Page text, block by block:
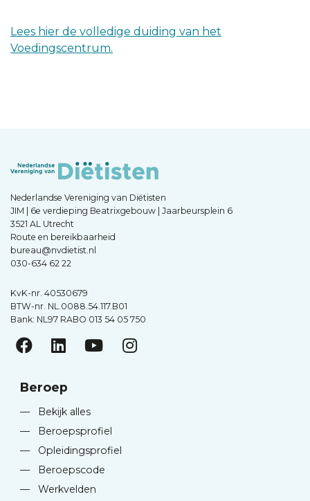
Lees hier de volledige duiding van het
Voedingscentrum.
Nederlandse Vereniging van Diëtisten
JIM | 6e verdieping Beatrixgebouw | Jaarbeursplein 6
3521 AL Utrecht
Route en bereikbaarheid
bureau@nvdietist.nl
030-634 62 22
KvK-nr. 40530679
BTW-nr. NL.0088.54.117.B01
Bank: NL97 RABO 013 54 05 750
Beroep
—
Bekijk alles
—
Beroepsprofiel
—
Opleidingsprofiel
—
Beroepscode
—
Werkvelden